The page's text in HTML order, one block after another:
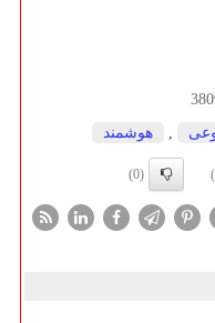
, هوشمند
(0)